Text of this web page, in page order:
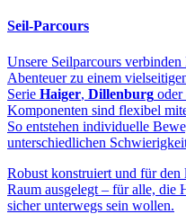
Seil-Parcours
Unsere Seilparcours
Abenteuer zu einem
Serie Haiger, Dillenburg oder
Komponenten sind flexibel
So entstehen individuelle
unterschiedlichen
Robust konstruiert und für
Raum ausgelegt – für alle, die
sicher unterwegs sein wollen.